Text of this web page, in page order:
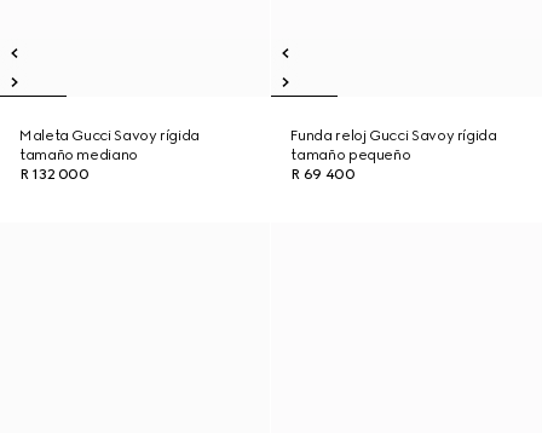
Maleta Gucci Savoy rígida
tamaño mediano
R 132 000
Funda reloj Gucci Savoy rígida
tamaño pequeño
R 69 400